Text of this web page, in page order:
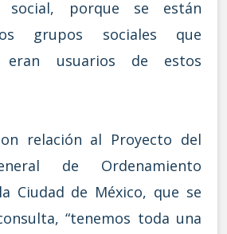
social, porque se están
grupos sociales que
eran usuarios de estos
relación al Proyecto del
de Ordenamiento
Ciudad de México, que se
“tenemos toda una